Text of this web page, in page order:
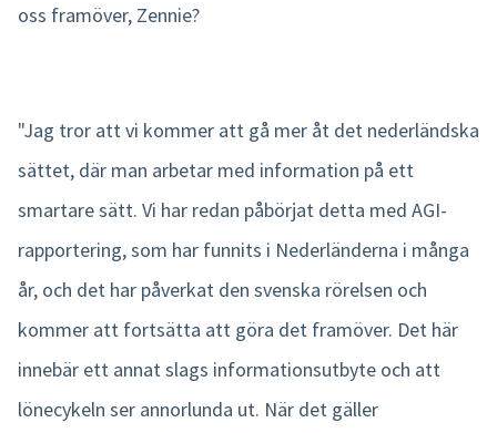
oss framöver, Zennie?
"Jag tror att vi kommer att gå mer åt det nederländska
sättet, där man arbetar med information på ett
smartare sätt. Vi har redan påbörjat detta med AGI-
rapportering, som har funnits i Nederländerna i många
år, och det har påverkat den svenska rörelsen och
kommer att fortsätta att göra det framöver. Det här
innebär ett annat slags informationsutbyte och att
lönecykeln ser annorlunda ut. När det gäller